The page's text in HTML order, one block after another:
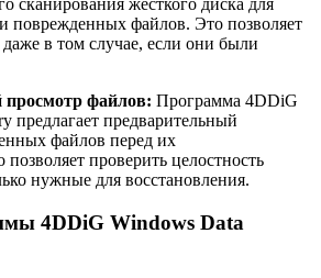
сканирования жесткого диска для
поврежденных файлов. Это позволяет
в том случае, если они были
файлов: Программа 4DDiG
предлагает предварительный
файлов перед их
проверить целостность
нужные для восстановления.
4DDiG Windows Data